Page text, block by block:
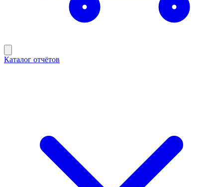
Каталог отчётов